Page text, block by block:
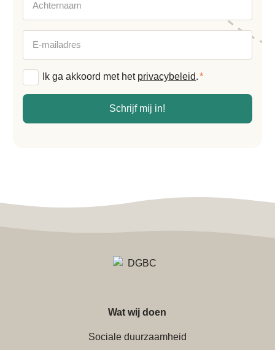
mailadres
Algemene
Ik ga akkoord met het privacybeleid.*
Schrijf mij in!
Wat wij doen
Sociale duurzaamheid